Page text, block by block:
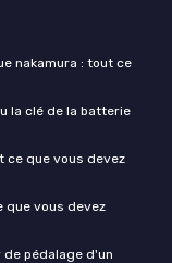
nakamura : tout ce
la clé de la batterie
ce que vous devez
que vous devez
pédalage d'un